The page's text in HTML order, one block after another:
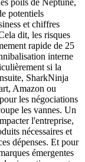
potentiels
et chiffres
dit, les risques
rapide de 25
interne
si la
SharkNinja
Amazon ou
les négociations
les vannes. Un
l'entreprise,
nécessaires et
dépenses. Et pour
émergentes